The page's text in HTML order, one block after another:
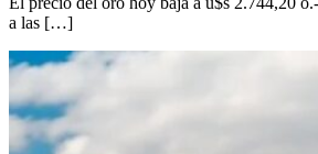
a las […]